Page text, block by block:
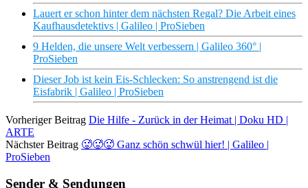
Lauert er schon hinter dem nächsten Regal? Die Arbeit eines
Kaufhausdetektivs | Galileo | ProSieben
9 Helden, die unsere Welt verbessern | Galileo 360° |
ProSieben
Dieser Job ist kein Eis-Schlecken: So anstrengend ist die
Eisfabrik | Galileo | ProSieben
Vorheriger Beitrag Die Hilfe - Zurück in der Heimat | Doku HD |
ARTE
Nächster Beitrag 🥵🥵🥵 Ganz schön schwül hier! | Galileo |
ProSieben
Sender & Sendungen